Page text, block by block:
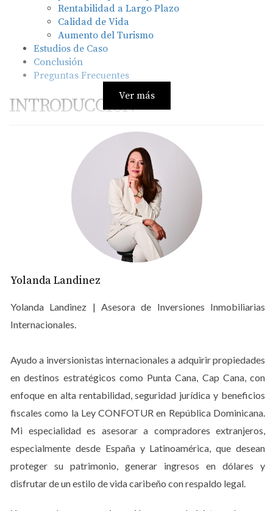
Rentabilidad a Largo Plazo
Calidad de Vida
Aumento del Turismo
Estudios de Caso
Conclusión
Preguntas Frecuentes
INTRODUCCIÓN
Punta Cana se ha convertido en uno de los destinos
turísticos más populares del Caribe, atrayendo a
millones de visitantes cada año. La combinación de su
belleza natural, infraestructura moderna y hospitalidad
dominicana la convierte en un lugar ideal para invertir
en propiedades turísticas. Al considerar la compra de
una propiedad en este paraíso, es esencial entender las
múltiples ventajas que esto conlleva. Desde la posibilidad
de generar ingresos pasivos hasta disfrutar de un estilo
emocionantes.
PROPIEDADES TURÍSTICAS
Rentabilidad a Largo Plazo
Una de las principales ventajas de comprar propiedades
turísticas en Punta Cana es la rentabilidad a largo plazo.
La demanda constante por alojamientos en esta región
asegura que tu inversión no solo mantenga su valor, sino
que potencialmente lo aumente con el tiempo. Según
Ver más
Yolanda Landinez
Yolanda Landinez | Asesora de Inversiones Inmobiliarias
Internacionales.
Ayudo a inversionistas internacionales a adquirir propiedades
en destinos estratégicos como Punta Cana, Cap Cana, con
enfoque en alta rentabilidad, seguridad jurídica y beneficios
fiscales como la Ley CONFOTUR en República Dominicana.
Mi especialidad es asesorar a compradores extranjeros,
especialmente desde España y Latinoamérica, que desean
proteger su patrimonio, generar ingresos en dólares y
disfrutar de un estilo de vida caribeño con respaldo legal.